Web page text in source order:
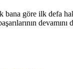
bana göre ilk defa
devamını